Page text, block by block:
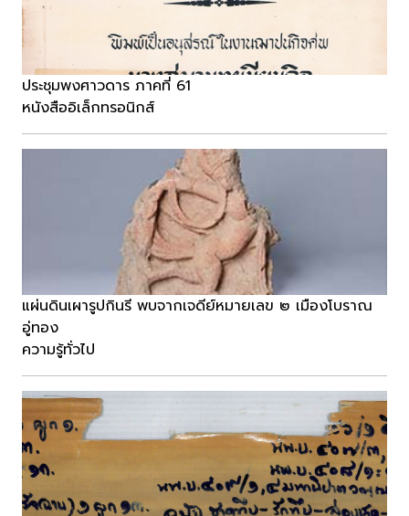
ประชุมพงศาวดาร ภาคที่ 61
หนังสืออิเล็กทรอนิกส์
แผ่นดินเผารูปกินรี พบจากเจดีย์หมายเลข ๒ เมืองโบราณ
อู่ทอง
ความรู้ทั่วไป